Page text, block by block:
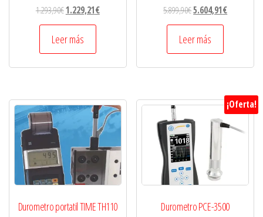
1.293,90€1.229,21€
Leer más
5.899,90€5.604,91€
Leer más
Durometro portatil TIME TH110
¡Oferta!
Durometro PCE-3500